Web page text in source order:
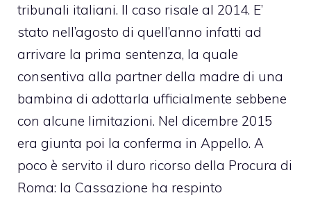
tribunali italiani. Il caso risale al 2014. E’
stato nell’agosto di quell’anno infatti ad
arrivare la prima sentenza, la quale
consentiva alla partner della madre di una
bambina di adottarla ufficialmente sebbene
con alcune limitazioni. Nel dicembre 2015
era giunta poi la conferma in Appello. A
poco è servito il duro ricorso della Procura di
Roma: la Cassazione ha respinto